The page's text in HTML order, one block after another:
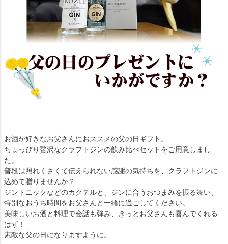
お酒が好きなお父さんにおススメの父の日ギフト。
ちょっぴり贅沢なクラフトジンの飲み比べセットをご用意しまし
た。
普段は照れくさくて伝えられない感謝の気持ちを、クラフトジンに
込めて贈りませんか？
ジントニックなどのカクテルと、ジンに合うおつまみを振る舞い、
特別なおうち時間をお父さんと一緒に過ごしてください。
美味しいお酒と料理で会話も弾み、きっとお父さんも喜んでくれる
はず！
素敵な父の日になりますように。